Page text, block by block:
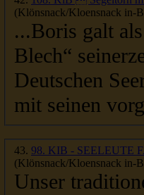
(Klönsnack/Kloensnack in-
...Boris galt
Blech“
Deutschen
mit seinen
43. 98. KIB - SEELEUTE
(Klönsnack/Kloensnack in-
Unser